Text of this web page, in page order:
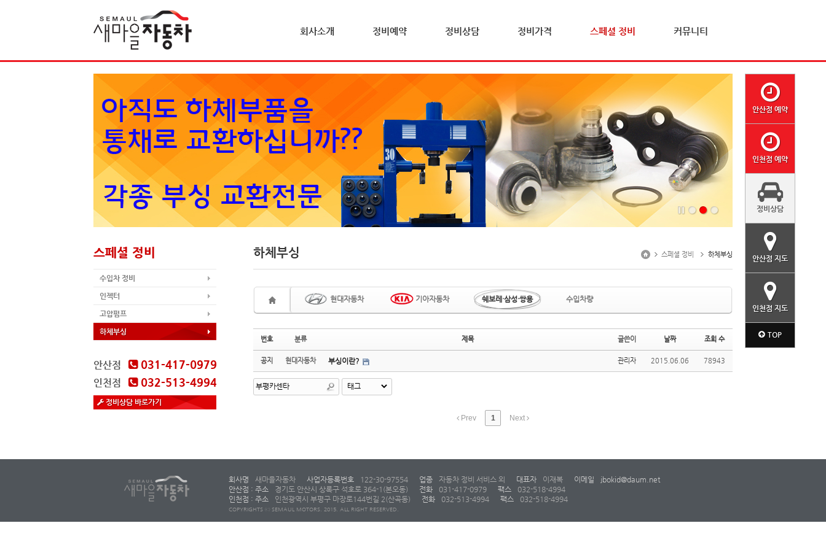
회사소개 정비예약 정비상담 정비가격 스페셜 정비 커뮤니티
스페셜 정비
수입차 정비
인젝터
고압펌프
하체부싱
안산점 031-417-0979
인천점 032-513-4994
정비상담 바로가기
하체부싱 스페셜 정비 하체부싱
현대자동차 기아자동차 쉐보레·삼성·쌍용 수입차량
번호 분류 제목 글쓴이 날짜 조회 수
공지 현대자동차 부싱이란? 관리자 2015.06.06 78943
Prev 1 Next
안산점 예약
인천점 예약
정비상담
안산점 지도
인천점 지도
TOP
회사명 새마을자동차 사업자등록번호 122-30-97554 업종 자동차 정비 서비스 외 대표자 이재복 이메일
jbokid@daum.net
안산점 : 주소
경기도 안산시 상록구 석호로 364-1(본오동) 전화 031-417-0979 팩스
032-518-4994
인천점 : 주소
인천광역시 부평구 마장로144번길 2(산곡동) 전화 032-513-4994 팩스 032-518-4994
COPYRIGHTS ⓒ SEMAUL MOTORS. 2015. ALL RIGHT RESERVED.